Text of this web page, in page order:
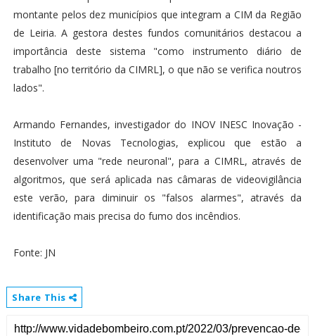
montante pelos dez municípios que integram a CIM da Região
de Leiria. A gestora destes fundos comunitários destacou a
importância deste sistema "como instrumento diário de
trabalho [no território da CIMRL], o que não se verifica noutros
lados".
Armando Fernandes, investigador do INOV INESC Inovação -
Instituto de Novas Tecnologias, explicou que estão a
desenvolver uma "rede neuronal", para a CIMRL, através de
algoritmos, que será aplicada nas câmaras de videovigilância
este verão, para diminuir os "falsos alarmes", através da
identificação mais precisa do fumo dos incêndios.
Fonte: JN
Share This